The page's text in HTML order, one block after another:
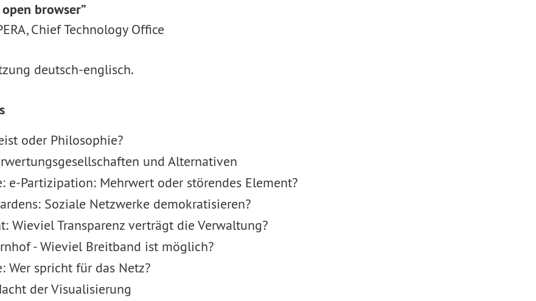
browser”
Chief Technology Office
deutsch-englisch.
oder Philosophie?
und Alternativen
e-Partizipation: Mehrwert oder störendes Element?
Soziale Netzwerke demokratisieren?
Wieviel Transparenz verträgt die Verwaltung?
- Wieviel Breitband ist möglich?
Wer spricht für das Netz?
der Visualisierung